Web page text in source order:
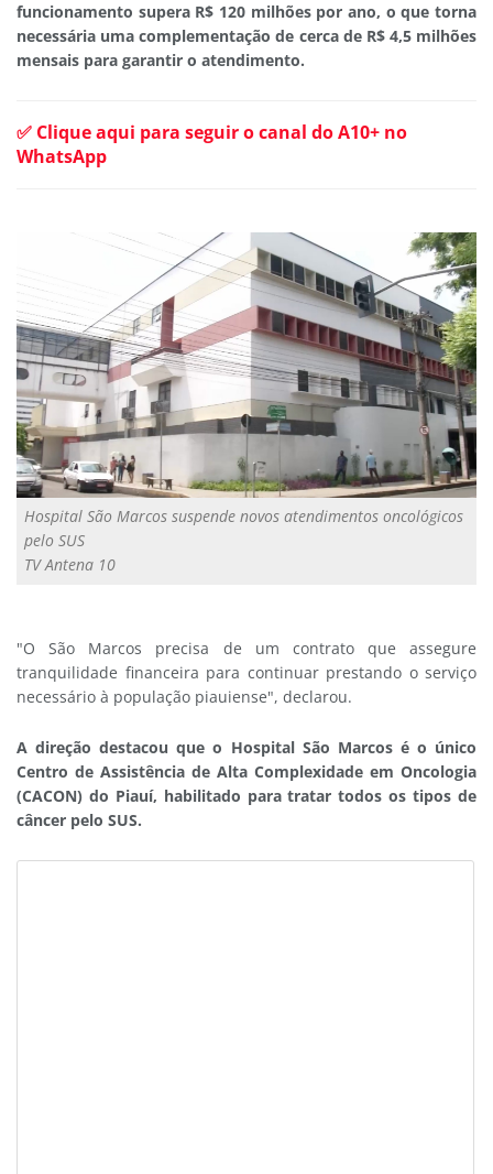
funcionamento supera R$ 120 milhões por ano, o que torna
necessária uma complementação de cerca de R$ 4,5 milhões
mensais para garantir o atendimento.
✅ Clique aqui para seguir o canal do A10+ no
WhatsApp
Hospital São Marcos suspende novos atendimentos oncológicos
pelo SUS
TV Antena 10
"O São Marcos precisa de um contrato que assegure
tranquilidade financeira para continuar prestando o serviço
necessário à população piauiense", declarou.
A direção destacou que o Hospital São Marcos é o único
Centro de Assistência de Alta Complexidade em Oncologia
(CACON) do Piauí, habilitado para tratar todos os tipos de
câncer pelo SUS.